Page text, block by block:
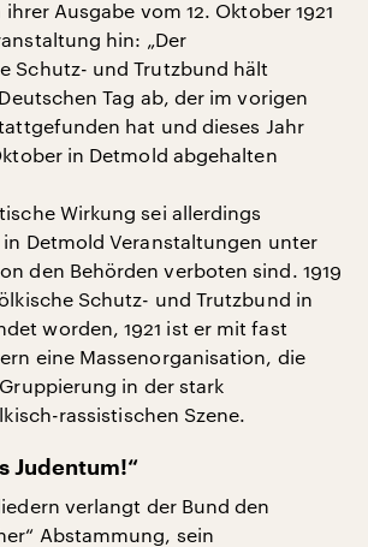
Ausgabe vom 12. Oktober 1921
hin: „Der
Schutz- und Trutzbund hält
Tag ab, der im vorigen
hat und dieses Jahr
in Detmold abgehalten
Wirkung sei allerdings
Detmold Veranstaltungen unter
den Behörden verboten sind. 1919
Schutz- und Trutzbund in
worden, 1921 ist er mit fast
eine Massenorganisation, die
in der stark
rassistischen Szene.
Judentum!“
verlangt der Bund den
Abstammung, sein